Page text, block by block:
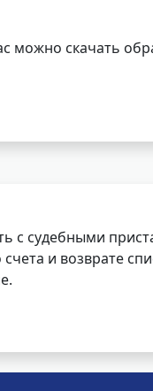
можно скачать
с судебными
и возврате